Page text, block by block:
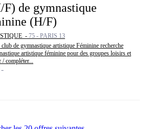
de gymnastique
(H/F)
- 75 - PARIS 13
de gymnastique artistique Féminine recherche
artistique féminine pour des groupes loisirs et
compléter...